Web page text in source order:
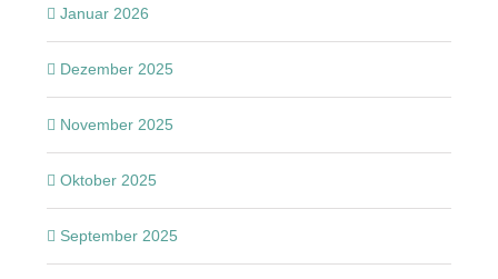
Januar 2026
Dezember 2025
November 2025
Oktober 2025
September 2025